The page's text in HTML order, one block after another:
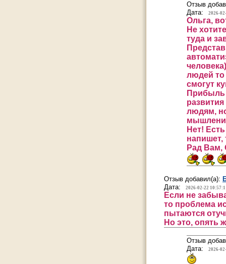
Отзыв
Дата:
2026-
Ольга,
Не
туда и
людей то
смогут
Прибыль
людям,
Нет!
напишет,
Рад Вам,
Отзыв добавил(а):
Дата:
2026-02-22
Если не
то проблема
пытаются
Но это, опять
Отзыв
Дата:
2026-